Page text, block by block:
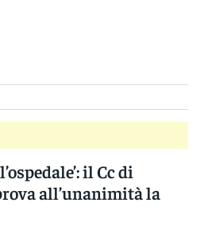
il Cc di
all’unanimità la